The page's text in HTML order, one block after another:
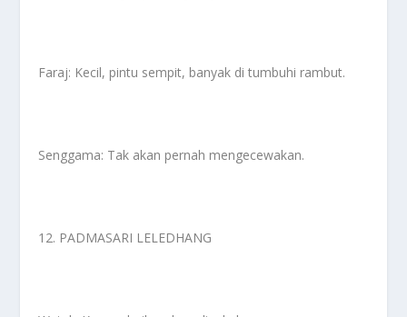
Faraj: Kecil, pintu sempit, banyak di tumbuhi rambut.
Senggama: Tak akan pernah mengecewakan.
12. PADMASARI LELEDHANG